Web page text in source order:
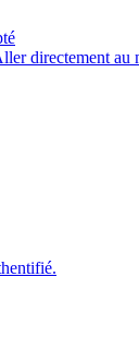
directement au